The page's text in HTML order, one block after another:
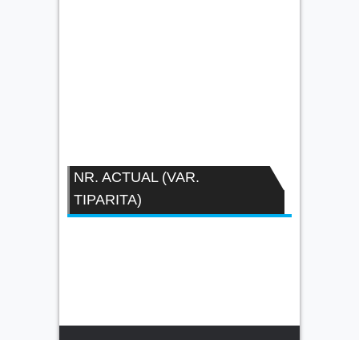
NR. ACTUAL (VAR.
TIPARITA)